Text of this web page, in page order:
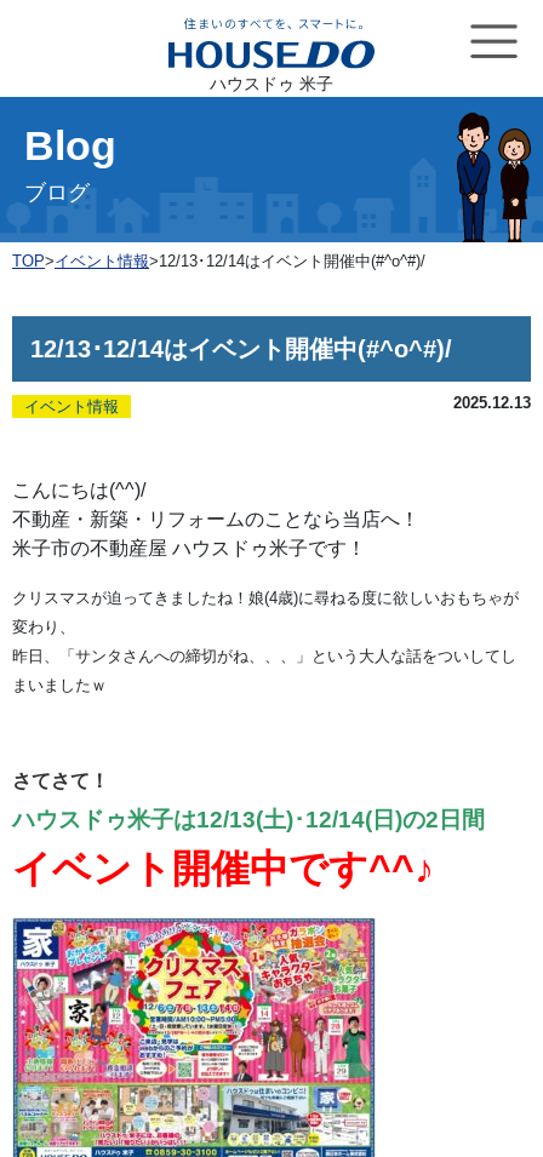
ハウスドゥ 米子
Blog
ブログ
TOP>イベント情報>12/13･12/14はイベント開催中(#^o^#)/
12/13･12/14はイベント開催中(#^o^#)/
イベント情報 2025.12.13
こんにちは(^^)/
不動産・新築・リフォームのことなら当店へ！
米子市の不動産屋 ハウスドゥ米子です！
クリスマスが迫ってきましたね！娘(4歳)に尋ねる度に欲しいおもちゃが
変わり、
昨日、「サンタさんへの締切がね、、、」という大人な話をついしてし
まいましたｗ
さてさて！
ハウスドゥ米子は12/13(土)･12/14(日)の2日間
イベント開催中です^^♪